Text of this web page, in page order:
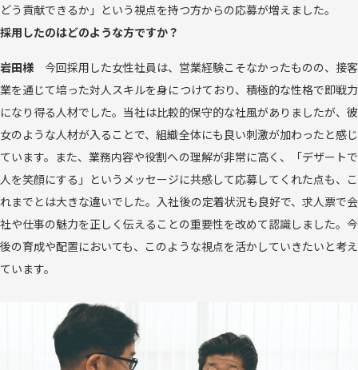
どう貢献できるか」という視点を持つ方からの応募が増えました。
採用したのはどのような方ですか？
岩田様
今回採用した女性社員は、営業経験こそなかったものの、接客
業を通じて培った対人スキルを身につけており、積極的な性格で即戦力
になり得る人材でした。当社は比較的保守的な社風がありましたが、彼
女のような人材が入ることで、組織全体にも良い刺激が加わったと感じ
ています。また、業務内容や役割への理解が非常に高く、「デザートで
人を笑顔にする」というメッセージに共感して応募してくれた点も、こ
れまでとは大きな違いでした。入社後の定着状況も良好で、求人票で会
社や仕事の魅力を正しく伝えることの重要性を改めて認識しました。今
後の育成や配置においても、このような視点を活かしていきたいと考え
ています。